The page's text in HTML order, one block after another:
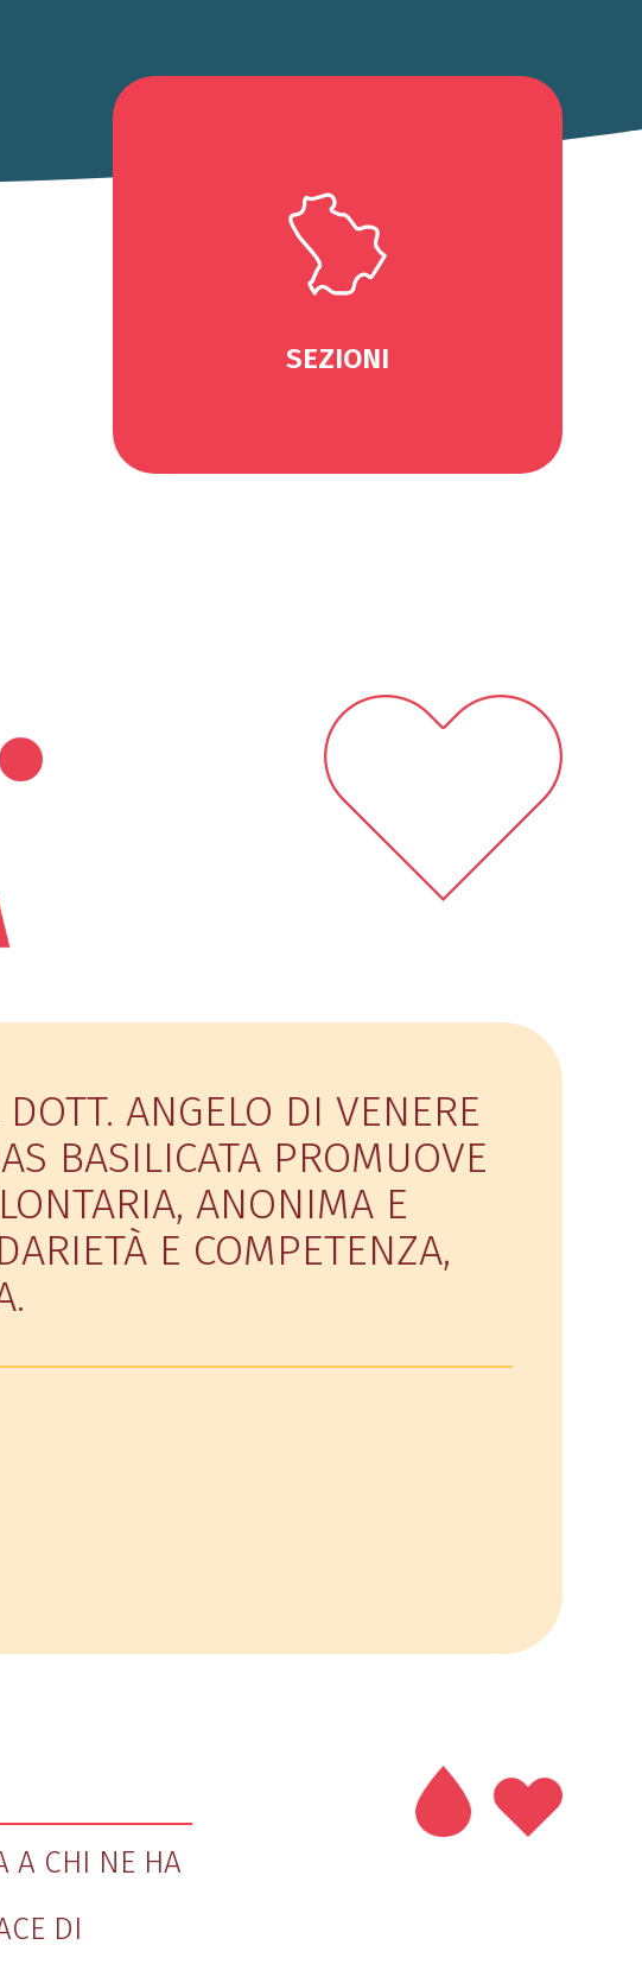
SEZIONI
ANGELO DI VENERE
BASILICATA PROMUOVE
ANONIMA E
E COMPETENZA,
A CHI NE HA
DI